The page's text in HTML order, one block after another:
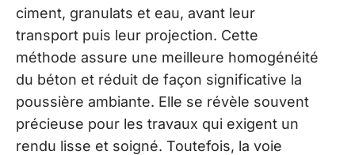
ciment, granulats et eau, avant leur
transport puis leur projection. Cette
méthode assure une meilleure homogénéité
du béton et réduit de façon significative la
poussière ambiante. Elle se révèle souvent
précieuse pour les travaux qui exigent un
rendu lisse et soigné. Toutefois, la voie